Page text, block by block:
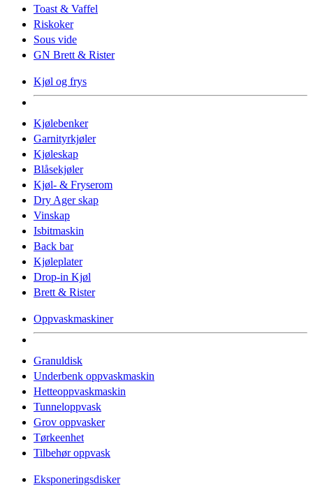
Toast & Vaffel
Riskoker
Sous vide
GN Brett & Rister
Kjøl og frys
Kjølebenker
Garnityrkjøler
Kjøleskap
Blåsekjøler
Kjøl- & Fryserom
Dry Ager skap
Vinskap
Isbitmaskin
Back bar
Kjøleplater
Drop-in Kjøl
Brett & Rister
Oppvaskmaskiner
Granuldisk
Underbenk oppvaskmaskin
Hetteoppvaskmaskin
Tunneloppvask
Grov oppvasker
Tørkeenhet
Tilbehør oppvask
Eksponeringsdisker